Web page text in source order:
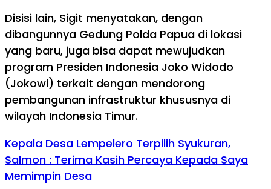
Disisi lain, Sigit menyatakan, dengan
dibangunnya Gedung Polda Papua di lokasi
yang baru, juga bisa dapat mewujudkan
program Presiden Indonesia Joko Widodo
(Jokowi) terkait dengan mendorong
pembangunan infrastruktur khususnya di
wilayah Indonesia Timur.
Kepala Desa Lempelero Terpilih Syukuran,
Salmon : Terima Kasih Percaya Kepada Saya
Memimpin Desa